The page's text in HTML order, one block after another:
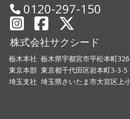
0120-297-150
株式会社サクシード
栃木本社 栃木県宇都宮市平松本町
東京本部 東京都千代田区岩本町3-3-
埼玉支社 埼玉県さいたま市大宮区上